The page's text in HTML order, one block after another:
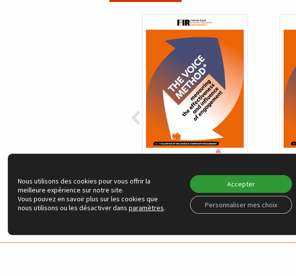
measuring the
effectiveness and
influence of
engagement
Nous utilisons des cookies pour vous offrir la
meilleure expérience sur notre site.
Vous pouvez en savoir plus sur les cookies que
nous utilisons ou les désactiver dans paramètres.
Accepter
Personnaliser mes choix